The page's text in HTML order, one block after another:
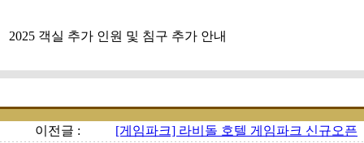
2025 객실 추가 인원 및 침구 추가 안내
이전글 :
[게임파크] 라비돌 호텔 게임파크 신규오픈